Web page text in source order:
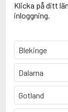
Klicka på ditt
inloggning.
Blekinge
Dalarna
Gotland